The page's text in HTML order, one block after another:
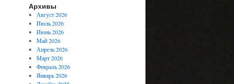
Архивы
Август 2026
Июль 2026
Июнь 2026
Май 2026
Апрель 2026
Март 2026
Февраль 2026
Январь 2026